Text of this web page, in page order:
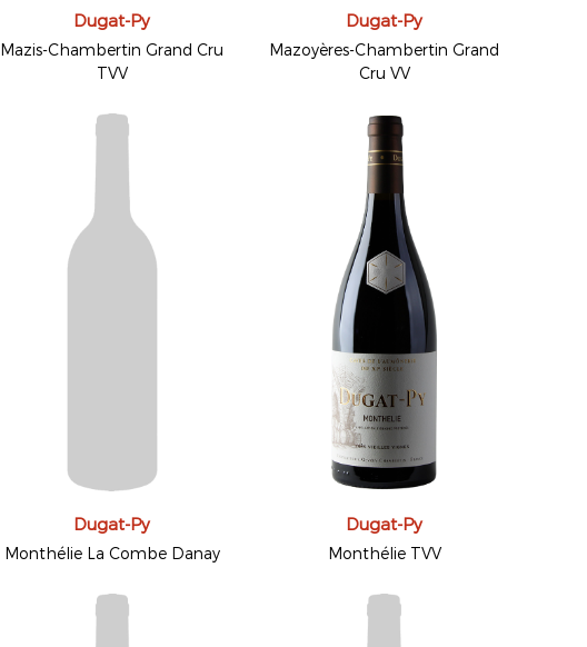
Dugat-Py
Mazis-Chambertin Grand Cru
TVV
Dugat-Py
Mazoyères-Chambertin Grand
Cru VV
Dugat-Py
Monthélie La Combe Danay
Dugat-Py
Monthélie TVV